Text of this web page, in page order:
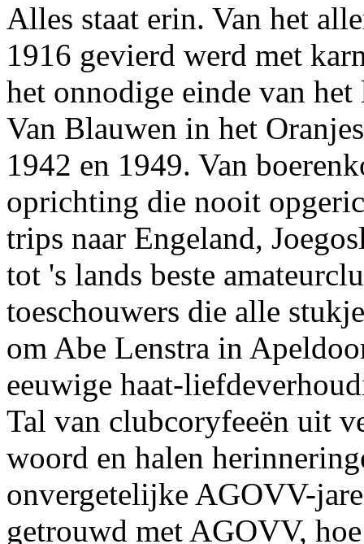
Alles staat erin. Van het
1916 gevierd werd met
het onnodige einde van
Van Blauwen in het
1942 en 1949. Van
oprichting die nooit
trips naar Engeland,
tot 's lands beste
toeschouwers die alle
om Abe Lenstra in
eeuwige haat-
Tal van clubcoryfeeën uit
woord en halen
onvergetelijke AGOVV-
getrouwd met AGOVV,